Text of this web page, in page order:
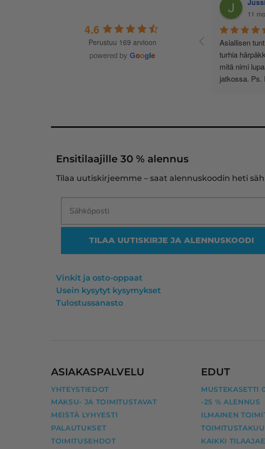
4.6
Perustuu 169 arvioon
powered by Google
11
Asiallisen
turhia
mitä nimi
jatkossa. Ps.
Ensitilaajille 30 % alennus
Tilaa uutiskirjeemme – saat alennuskoodin heti
TILAA UUTISKIRJE JA ALENNUSKOODI
Vinkit ja osto-oppaat
Usein kysytyt kysymykset
Tulostussanasto
ASIAKASPALVELU
YHTEYSTIEDOT
MAKSU- JA TOIMITUSTAVAT
MEISTÄ LYHYESTI
PALAUTUKSET
TOIMITUSEHDOT
EDUT
MUSTEKASETTI
-25 % ALENNUS
ILMAINEN
TOIMITUSTAKUU
KAIKKI